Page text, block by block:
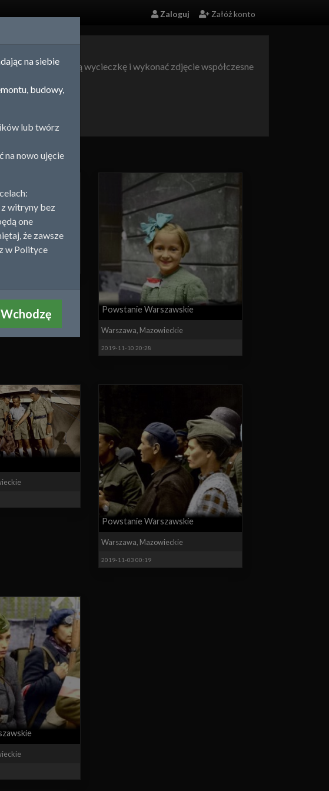
Zaloguj Załóż konto
się na małą wycieczkę i wykonać zdjęcie współczesne
Powstanie Warszawskie
Warszawa, Mazowieckie
2019-11-10 20:28
Powstanie Warszawskie
Warszawa, Mazowieckie
2019-11-03 00:19
na siebie
budowy,
lub twórz
na nowo ujęcie
z witryny bez
one
że zawsze
w Polityce
Wchodzę